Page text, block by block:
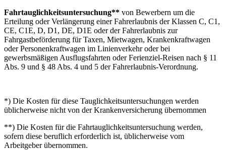
Fahrtauglichkeitsuntersuchung** von Bewerbern um die
Erteilung oder Verlängerung einer Fahrerlaubnis der Klassen C, C1,
CE, C1E, D, D1, DE, D1E oder der Fahrerlaubnis zur
Fahrgastbeförderung für Taxen, Mietwagen, Krankenkraftwagen
oder Personenkraftwagen im Linienverkehr oder bei
gewerbsmäßigen Ausflugsfahrten oder Ferienziel-Reisen nach § 11
Abs. 9 und § 48 Abs. 4 und 5 der Fahrerlaubnis-Verordnung.
*) Die Kosten für diese Tauglichkeitsuntersuchungen werden
üblicherweise nicht von der Krankenversicherung übernommen
**) Die Kosten für die Fahrtauglichkeitsuntersuchung werden,
sofern diese beruflich erforderlich ist, üblicherweise vom
Arbeitgeber übernommen.